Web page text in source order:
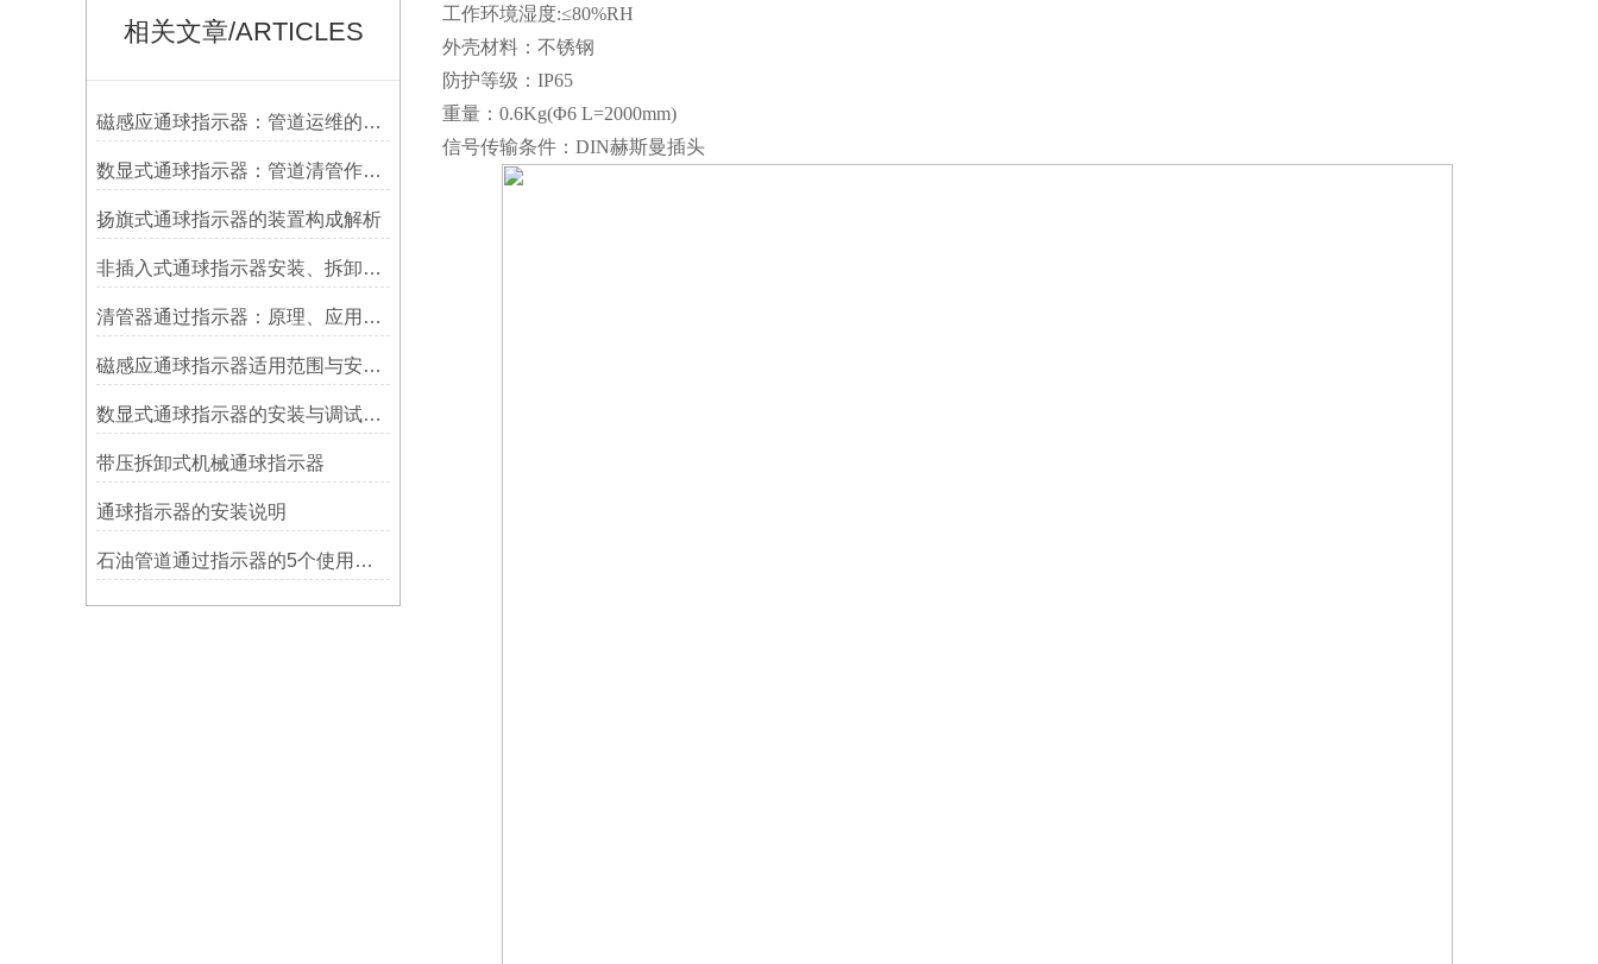
相关文章/ARTICLES
磁感应通球指示器：管道运维的隐形守护者
数显式通球指示器：管道清管作业的智能监测关键设备
扬旗式通球指示器的装置构成解析
非插入式通球指示器安装、拆卸灵活方便
清管器通过指示器：原理、应用与维护
磁感应通球指示器适用范围与安装方法
数显式通球指示器的安装与调试技巧
带压拆卸式机械通球指示器
​通球指示器的安装说明
石油管道通过指示器的5个使用说明
工作环境湿度:≤80%RH
外壳材料：不锈钢
防护等级：IP65
重量：0.6Kg(Φ6 L=2000mm)
信号传输条件：DIN赫斯曼插头